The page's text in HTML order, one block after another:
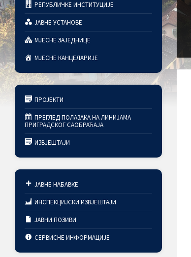
РЕПУБЛИЧКЕ ИНСТИТУЦИЈЕ
ЈАВНЕ УСТАНОВЕ
МЈЕСНЕ ЗАЈЕДНИЦЕ
МЈЕСНЕ КАНЦЕЛАРИЈЕ
ПРОЈЕКТИ
ПРЕГЛЕД ПОЛАЗАКА НА ЛИНИЈАМА
ПРИГРАДСКОГ САОБРАЋАЈА
ИЗВЈЕШТАЈИ
ЈАВНЕ НАБАВКЕ
ИНСПЕКЦИЈСКИ ИЗВЈЕШТАЈИ
ЈАВНИ ПОЗИВИ
СЕРВИСНЕ ИНФОРМАЦИЈЕ